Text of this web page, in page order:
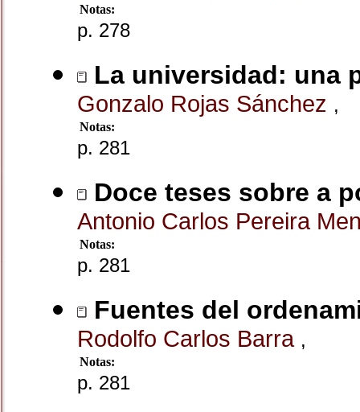
Notas:
p. 278
La universidad: una
Gonzalo Rojas Sánchez ,
Notas:
p. 281
Doce teses sobre a
Antonio Carlos Pereira
Notas:
p. 281
Fuentes del
Rodolfo Carlos Barra ,
Notas:
p. 281